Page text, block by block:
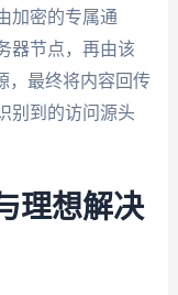
加密的专属通
器节点，再由该
，最终将内容回传
别到的访问源头
理想解决